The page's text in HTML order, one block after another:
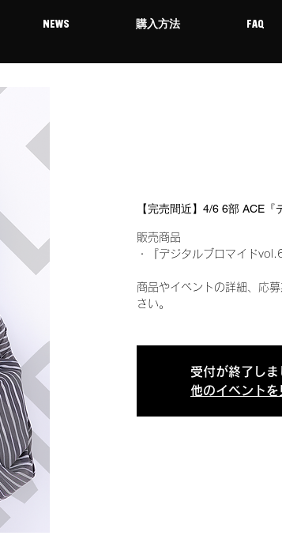
NEWS 購入方法 FAQ
【完売間近】4/6 6部 ACE
販売商品
・『デジタルブロマイド
商品やイベントの詳細、応
さい。
受付が終了しま
他のイベントを